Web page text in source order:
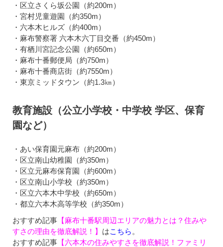
・区立さくら坂公園（約200m）
・宮村児童遊園（約350m）
・六本木ヒルズ（約400m）
・麻布警察署 六本木六丁目交番（約450m）
・有栖川宮記念公園（約650m）
・麻布十番郵便局（約750m）
・麻布十番商店街（約7550m）
・東京ミッドタウン（約1.3㎞）
教育施設（公立小学校・中学校 学区、保育
園など）
・あい保育園元麻布（約200m）
・区立南山幼稚園（約350m）
・区立元麻布保育園（約600m）
・区立南山小学校（約350m）
・区立六本木中学校（約650m）
・都立六本木高等学校（約350m）
おすすめ記事 【麻布十番駅周辺エリアの魅力とは？住みや
すさの理由を徹底解説！】 はこちら 。
おすすめ記事 【六本木の住みやすさを徹底解説！ファミリ